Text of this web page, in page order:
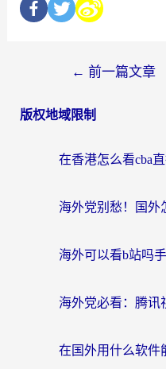
← 前一篇文章
版权地域限制